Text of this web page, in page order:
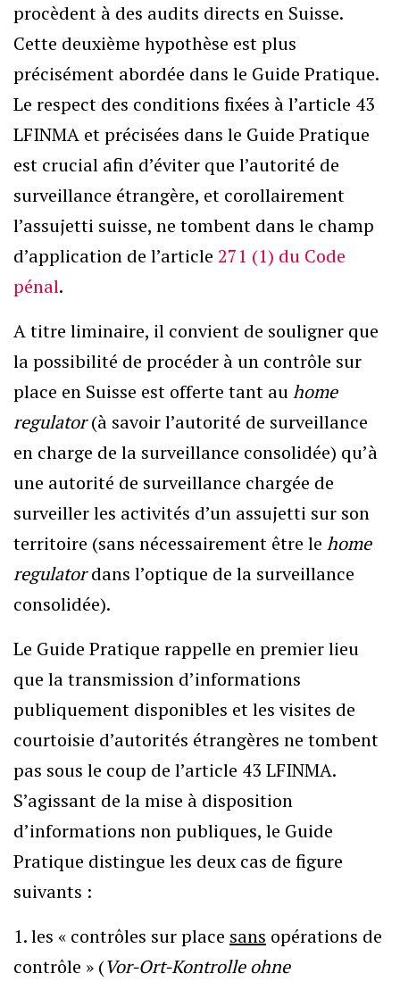
procèdent à des audits directs en Suisse.
Cette deuxième hypothèse est plus
précisément abordée dans le Guide Pratique.
Le respect des conditions fixées à l’article 43
LFINMA et précisées dans le Guide Pratique
est crucial afin d’éviter que l’autorité de
surveillance étrangère, et corollairement
l’assujetti suisse, ne tombent dans le champ
d’application de l’article 271 (1) du Code
pénal.
A titre liminaire, il convient de souligner que
la possibilité de procéder à un contrôle sur
place en Suisse est offerte tant auhome
regulator(à savoir l’autorité de surveillance
en charge de la surveillance consolidée) qu’à
une autorité de surveillance chargée de
surveiller les activités d’un assujetti sur son
territoire (sans nécessairement être le home
regulatordans l’optique de la surveillance
consolidée).
Le Guide Pratique rappelle en premier lieu
que la transmission d’informations
publiquement disponibles et les visites de
courtoisie d’autorités étrangères ne tombent
pas sous le coup de l’article 43 LFINMA.
S’agissant de la mise à disposition
d’informations non publiques, le Guide
Pratique distingue les deux cas de figure
suivants :
1. les « contrôles sur place sans opérations de
contrôle » (Vor-Ort-Kontrolle ohne